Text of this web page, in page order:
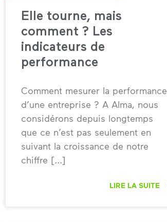
Elle tourne, mais
comment ? Les
indicateurs de
performance
Comment mesurer la performance
d’une entreprise ? A Alma, nous
considérons depuis longtemps
que ce n’est pas seulement en
suivant la croissance de notre
chiffre
LIRE LA SUITE